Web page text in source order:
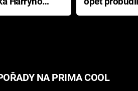
přichází s
NA PRIMA COOL